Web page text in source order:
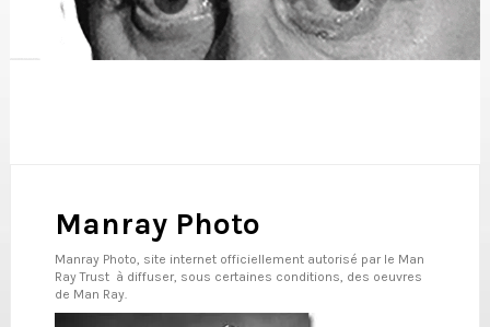
Manray Photo
Manray Photo, site internet officiellement autorisé par le Man
Ray Trust à diffuser, sous certaines conditions, des oeuvres
de Man Ray.